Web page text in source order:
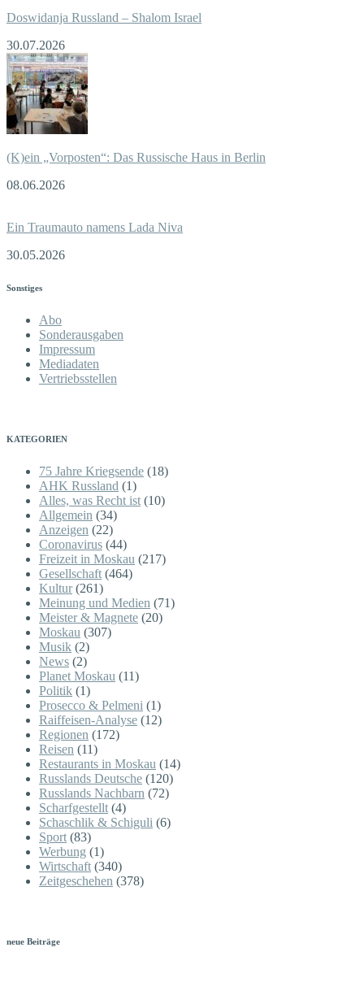
Doswidanja Russland – Shalom Israel
30.07.2026
(K)ein „Vorposten“: Das Russische Haus in Berlin
08.06.2026
Ein Traumauto namens Lada Niva
30.05.2026
Sonstiges
Abo
Sonderausgaben
Impressum
Mediadaten
Vertriebsstellen
KATEGORIEN
75 Jahre Kriegsende (18)
AHK Russland (1)
Alles, was Recht ist (10)
Allgemein (34)
Anzeigen (22)
Coronavirus (44)
Freizeit in Moskau (217)
Gesellschaft (464)
Kultur(261)
Meinung und Medien (71)
Meister & Magnete (20)
Moskau (307)
Musik (2)
News (2)
Planet Moskau (11)
Politik (1)
Prosecco & Pelmeni (1)
Raiffeisen-Analyse (12)
Regionen (172)
Reisen (11)
Restaurants in Moskau (14)
Russlands Deutsche (120)
Russlands Nachbarn (72)
Scharfgestellt (4)
Schaschlik & Schiguli (6)
Sport (83)
Werbung (1)
Wirtschaft (340)
Zeitgeschehen (378)
neue Beiträge